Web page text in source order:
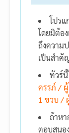
โปรแ
โดยมิต้อ
ถึงความ
เป็นสำคั
ทัวร์
ครรภ์ /
1 ขวบ /
ถ้าหา
ตอบสนอ